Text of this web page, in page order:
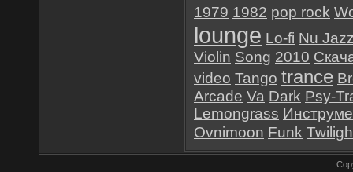
1979 1982 pop rock
lounge Lo-fi Nu
Violin Song 2010
video Tango trance
Arcade Va Dark Psy-
Lemongrass
Ovnimoon Funk